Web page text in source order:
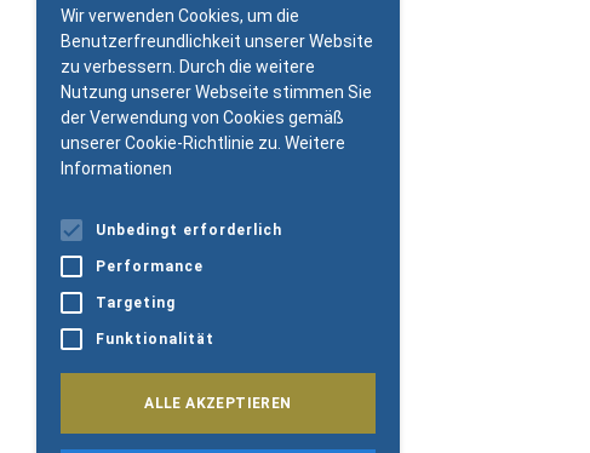
Datenschutz
Cookie-Policy
Copyright 2026
Wir verwenden Cookies, um die
Benutzerfreundlichkeit unserer Website
zu verbessern. Durch die weitere
Nutzung unserer Webseite stimmen Sie
der Verwendung von Cookies gemäß
unserer Cookie-Richtlinie zu. Weitere
Informationen
Unbedingt erforderlich
Performance
Targeting
Funktionalität
ALLE AKZEPTIEREN